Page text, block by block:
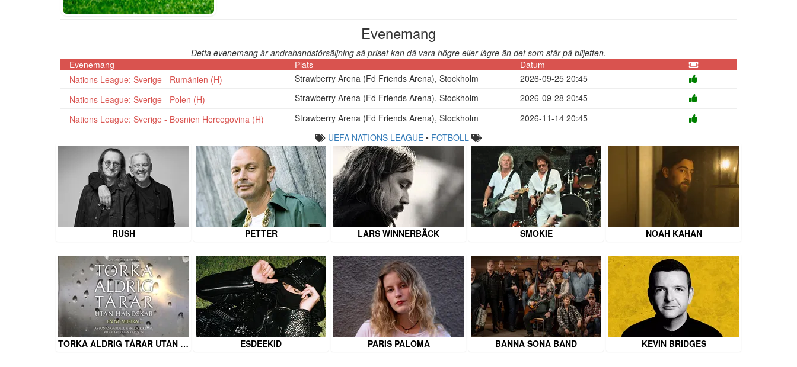
Evenemang
Detta evenemang är andrahandsförsäljning så priset kan då vara högre eller lägre än det som står på biljetten.
Evenemang
Plats
Datum
Nations League: Sverige - Rumänien (H)
Strawberry Arena (Fd Friends Arena), Stockholm
2026-09-25 20:45
Nations League: Sverige - Polen (H)
Strawberry Arena (Fd Friends Arena), Stockholm
2026-09-28 20:45
Nations League: Sverige - Bosnien Hercegovina (H)
Strawberry Arena (Fd Friends Arena), Stockholm
2026-11-14 20:45
UEFA NATIONS LEAGUE • FOTBOLL
RUSH PETTER LARS WINNERBÄCK SMOKIE NOAH KAHAN
TORKA ALDRIG TÅRAR UTAN … ESDEEKID PARIS PALOMA BANNA SONA BAND KEVIN BRIDGES